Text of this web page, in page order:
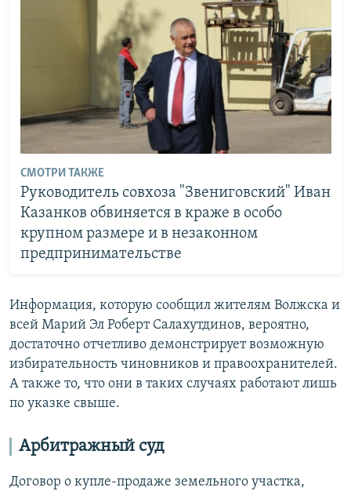
СМОТРИ ТАКЖЕ
Руководитель совхоза "Звениговский" Иван
Казанков обвиняется в краже в особо
крупном размере и в незаконном
предпринимательстве
Информация, которую сообщил жителям Волжска и
всей Марий Эл Роберт Салахутдинов, вероятно,
достаточно отчетливо демонстрирует возможную
избирательность чиновников и правоохранителей.
А также то, что они в таких случаях работают лишь
по указке свыше.
Арбитражный суд
Договор о купле-продаже земельного участка,